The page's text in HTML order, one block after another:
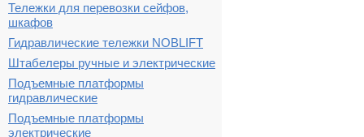
Тележки для перевозки сейфов,
шкафов
Гидравлические тележки NOBLIFT
Штабелеры ручные и электрические
Подъемные платформы
гидравлические
Подъемные платформы
электрические